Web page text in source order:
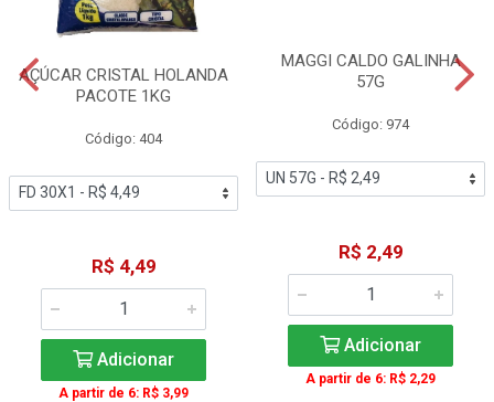
AÇÚCAR CRISTAL HOLANDA
PACOTE 1KG
Código: 404
R$ 4,49
Adicionar
A partir de 6: R$ 3,99
MAGGI CALDO GALINHA
57G
Código: 974
R$ 2,49
Adicionar
A partir de 6: R$ 2,29